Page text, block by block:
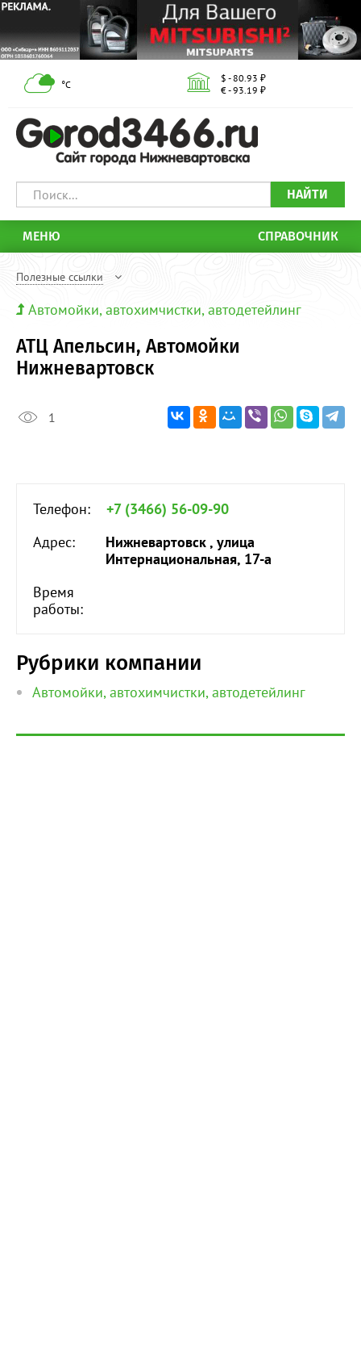
°С
$ - 80.93 ₽
€ - 93.19 ₽
НАЙТИ
МЕНЮ СПРАВОЧНИК
Полезные ссылки
Автомойки, автохимчистки, автодетейлинг
АТЦ Апельсин, Автомойки
Нижневартовск
1
Телефон:
+7 (3466) 56-09-90
Адрес:
Нижневартовск , улица
Интернациональная, 17-а
Время
работы:
Рубрики компании
Автомойки, автохимчистки, автодетейлинг